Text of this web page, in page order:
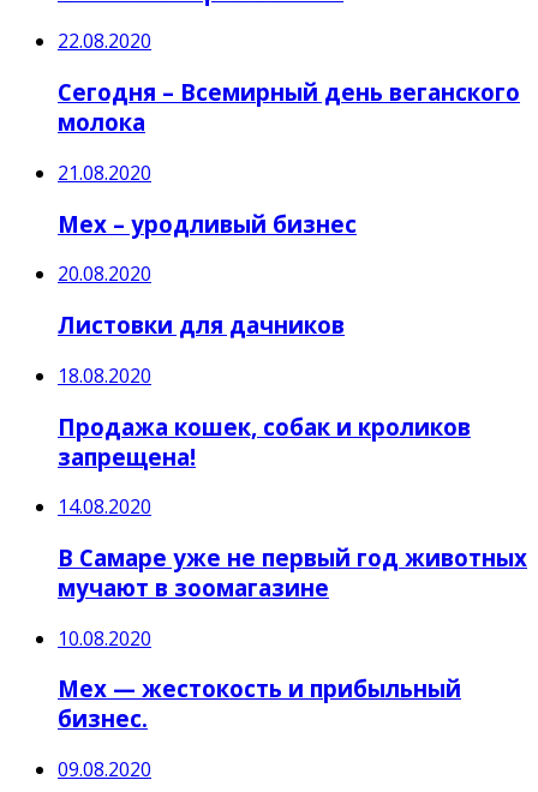
22.08.2020
Сегодня – Всемирный день веганского
молока
21.08.2020
Мех – уродливый бизнес
20.08.2020
Листовки для дачников
18.08.2020
Продажа кошек, собак и кроликов
запрещена!
14.08.2020
В Самаре уже не первый год животных
мучают в зоомагазине
10.08.2020
Мех — жестокость и прибыльный
бизнес.
09.08.2020